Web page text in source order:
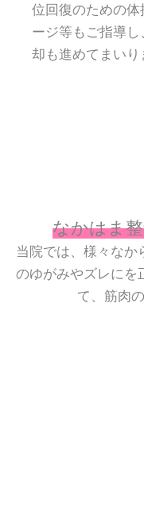
位回復のための
ージ等もご指導
却も進めてまいり
なかはま
当院では、様々なか
のゆがみやズレにを
て、筋肉